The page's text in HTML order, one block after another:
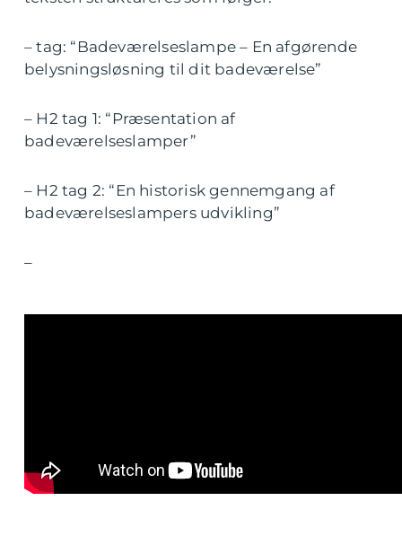
– tag: “Badeværelseslampe – En afgørende
belysningsløsning til dit badeværelse”
– H2 tag 1: “Præsentation af
badeværelseslamper”
– H2 tag 2: “En historisk gennemgang af
badeværelseslampers udvikling”
–